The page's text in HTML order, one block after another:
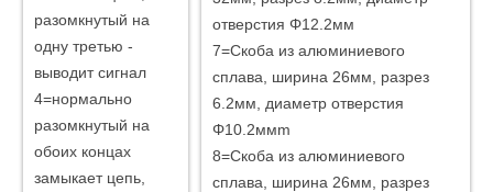
разомкнутый на
одну третью -
выводит сигнал
4=нормально
разомкнутый на
обоих концах
замыкает цепь,
отверстия Φ12.2мм
7=Скоба из алюминиевого
сплава, ширина 26мм, разрез
6.2мм, диаметр отверстия
Φ10.2ммm
8=Скоба из алюминиевого
сплава, ширина 26мм, разрез